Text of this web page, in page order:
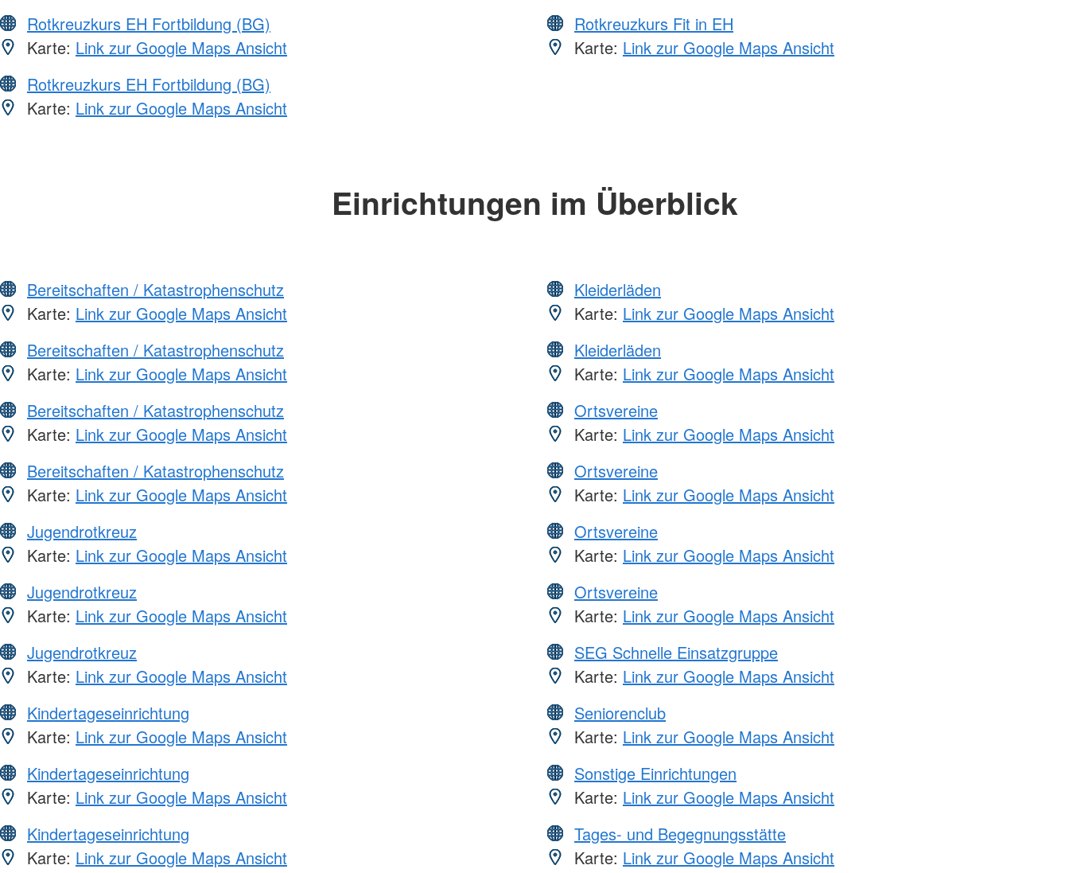
Rotkreuzkurs EH Fortbildung (BG)
Karte: Link zur Google Maps Ansicht
Rotkreuzkurs EH Fortbildung (BG)
Karte: Link zur Google Maps Ansicht
Rotkreuzkurs Fit in EH
Karte: Link zur Google Maps Ansicht
Einrichtungen im Überblick
Bereitschaften / Katastrophenschutz
Karte: Link zur Google Maps Ansicht
Bereitschaften / Katastrophenschutz
Karte: Link zur Google Maps Ansicht
Bereitschaften / Katastrophenschutz
Karte: Link zur Google Maps Ansicht
Bereitschaften / Katastrophenschutz
Karte: Link zur Google Maps Ansicht
Jugendrotkreuz
Karte: Link zur Google Maps Ansicht
Jugendrotkreuz
Karte: Link zur Google Maps Ansicht
Jugendrotkreuz
Karte: Link zur Google Maps Ansicht
Kindertageseinrichtung
Karte: Link zur Google Maps Ansicht
Kindertageseinrichtung
Karte: Link zur Google Maps Ansicht
Kindertageseinrichtung
Karte: Link zur Google Maps Ansicht
Kleiderläden
Karte: Link zur Google Maps Ansicht
Kleiderläden
Karte: Link zur Google Maps Ansicht
Ortsvereine
Karte: Link zur Google Maps Ansicht
Ortsvereine
Karte: Link zur Google Maps Ansicht
Ortsvereine
Karte: Link zur Google Maps Ansicht
Ortsvereine
Karte: Link zur Google Maps Ansicht
SEG Schnelle Einsatzgruppe
Karte: Link zur Google Maps Ansicht
Seniorenclub
Karte: Link zur Google Maps Ansicht
Sonstige Einrichtungen
Karte: Link zur Google Maps Ansicht
Tages- und Begegnungsstätte
Karte: Link zur Google Maps Ansicht